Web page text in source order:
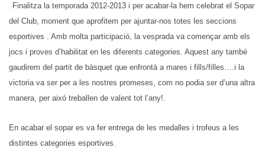
Finalitza la temporada 2012-2013 i per acabar-la hem celebrat el Sopar
del Club, moment que aprofitem per ajuntar-nos totes les seccions
esportives . Amb molta participació, la vesprada va començar amb els
jocs i proves d’habilitat en les diferents categories. Aquest any també
gaudirem del partit de bàsquet que enfrontà a mares i fills/filles….i la
victoria va ser per a les nostres promeses, com no podia ser d’una altra
manera, per aixó treballen de valent tot l’any!.
En acabar el sopar es va fer entrega de les medalles i trofeus a les
distintes categories esportives.